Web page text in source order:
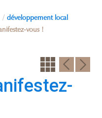
développement local
vous !